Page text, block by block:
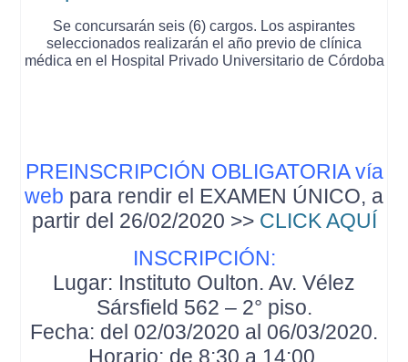
Se concursarán seis (6) cargos. Los aspirantes
seleccionados realizarán el año previo de clínica
médica en el Hospital Privado Universitario de Córdoba
PREINSCRIPCIÓN OBLIGATORIA vía
web para rendir el EXAMEN ÚNICO, a
partir del 26/02/2020 >> CLICK AQUÍ
INSCRIPCIÓN:
Lugar: Instituto Oulton. Av. Vélez
Sársfield 562 – 2° piso.
Fecha: del 02/03/2020 al 06/03/2020.
Horario: de 8:30 a 14:00.